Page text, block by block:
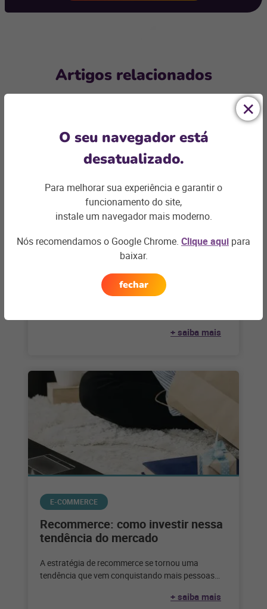
Artigos relacionados
E-COMMERCE
5 dicas para incentivar avaliação
de clientes no e-commerce
A avaliação de clientes dentro do e-commerce é
para a marca. Quando se
+ saiba mais
E-COMMERCE
Recommerce: como investir nessa
tendência do mercado
A estratégia de recommerce se tornou uma
tendência que vem conquistando mais pessoas
+ saiba mais
O seu navegador está
desatualizado.
Para melhorar sua experiência e garantir o
funcionamento do site,
instale um navegador mais moderno.
Nós recomendamos o Google Chrome. Clique aqui para
baixar.
fechar